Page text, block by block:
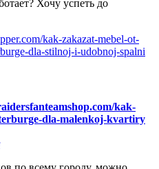
Хочу успеть до
kak-zakazat-mebel-ot-
dla-stilnoj-i-udobnoj-spalni
kak-
dla-malenkoj-kvartiry